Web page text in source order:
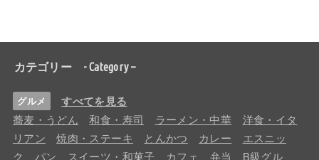
カテゴリー - Category –
グルメ すべてを見る
蕎麦・うどん 和食・寿司 ラーメン・中華
洋食・イタ
リアン
焼肉・ステーキ とんかつ カレー
エスニッ
ク
パン スイーツ・和菓子 カフェ 弁当
B級グル